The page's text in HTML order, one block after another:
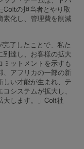
Coltの担当者とやり取
素化し、管理費を削減
完了したことで、私た
到達し、お客様の拡大
ミットメントを示すも
、アフリカの一部の新
しい才能が生まれ、テ
システムが拡大し、
大します。」Colt社